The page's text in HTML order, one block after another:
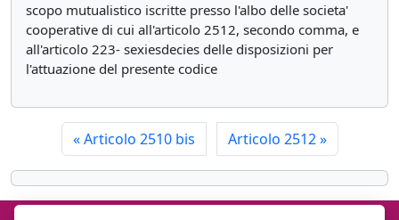
scopo mutualistico iscritte presso l'albo delle societa'
cooperative di cui all'articolo 2512, secondo comma, e
all'articolo 223- sexiesdecies delle disposizioni per
l'attuazione del presente codice
«Articolo 2510 bis Articolo 2512»
©2024 misterlex.it -redazione@misterlex.it-Privacy- P.I.